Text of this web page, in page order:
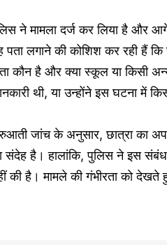
ने मामला दर्ज कर लिया है और
पता लगाने की कोशिश कर रही हैं कि
कौन है और क्या स्कूल या किसी
थी, या उन्होंने इस घटना में
जांच के अनुसार, छात्रा का
संदेह है। हालांकि, पुलिस ने इस
की है। मामले की गंभीरता को देखते